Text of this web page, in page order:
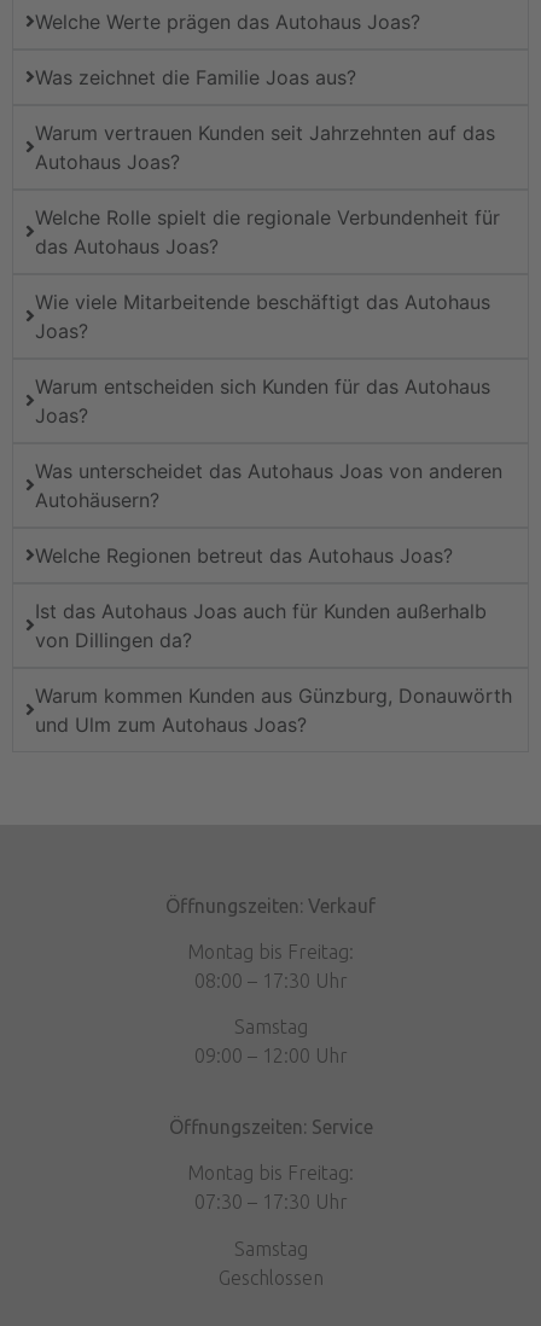
Welche Werte prägen das Autohaus Joas?
Was zeichnet die Familie Joas aus?
Warum vertrauen Kunden seit Jahrzehnten auf das
Autohaus Joas?
Welche Rolle spielt die regionale Verbundenheit für
das Autohaus Joas?
Wie viele Mitarbeitende beschäftigt das Autohaus
Joas?
Warum entscheiden sich Kunden für das Autohaus
Joas?
Was unterscheidet das Autohaus Joas von anderen
Autohäusern?
Welche Regionen betreut das Autohaus Joas?
Ist das Autohaus Joas auch für Kunden außerhalb
von Dillingen da?
Warum kommen Kunden aus Günzburg, Donauwörth
und Ulm zum Autohaus Joas?
Öffnungszeiten: Verkauf
Montag bis Freitag:
08:00 – 17:30 Uhr
Samstag
09:00 – 12:00 Uhr
Öffnungszeiten: Service
Montag bis Freitag:
07:30 – 17:30 Uhr
Samstag
Geschlossen